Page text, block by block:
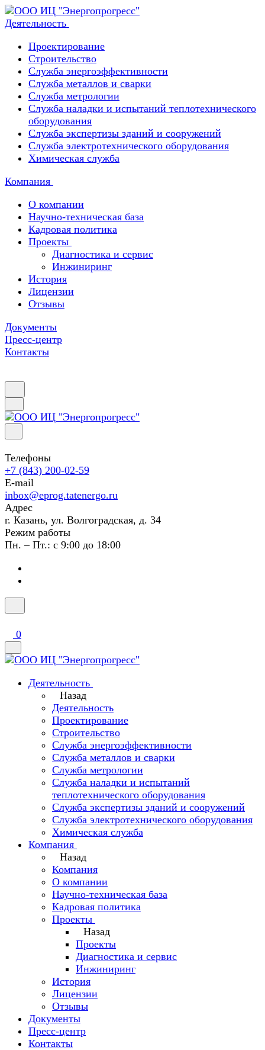
Деятельность
Проектирование
Строительство
Служба энергоэффективности
Служба металлов и сварки
Служба метрологии
Служба наладки и испытаний теплотехнического
оборудования
Служба экспертизы зданий и сооружений
Служба электротехнического оборудования
Химическая служба
Компания
О компании
Научно-техническая база
Кадровая политика
Проекты
Диагностика и сервис
Инжиниринг
История
Лицензии
Отзывы
Документы
Пресс-центр
Контакты
Телефоны
+7 (843) 200-02-59
E-mail
inbox@eprog.tatenergo.ru
Адрес
г. Казань, ул. Волгоградская, д. 34
Режим работы
Пн. – Пт.: с 9:00 до 18:00
0
Деятельность
Назад
Деятельность
Проектирование
Строительство
Служба энергоэффективности
Служба металлов и сварки
Служба метрологии
Служба наладки и испытаний
теплотехнического оборудования
Служба экспертизы зданий и сооружений
Служба электротехнического оборудования
Химическая служба
Компания
Назад
Компания
О компании
Научно-техническая база
Кадровая политика
Проекты
Назад
Проекты
Диагностика и сервис
Инжиниринг
История
Лицензии
Отзывы
Документы
Пресс-центр
Контакты